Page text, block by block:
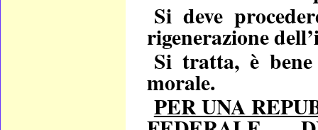
Si deve
rigenerazione
Si tratta, è
morale.
PER UNA